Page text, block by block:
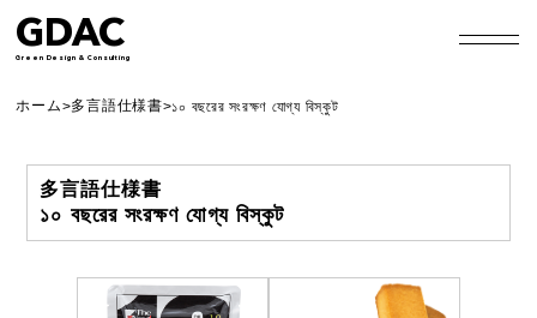
GDAC
Green Design & Consulting
ホーム>多言語仕様書>১০ বছরের সংরক্ষণ যোগ্য বিস্কুট
多言語仕様書
১০ বছরের সংরক্ষণ যোগ্য বিস্কুট